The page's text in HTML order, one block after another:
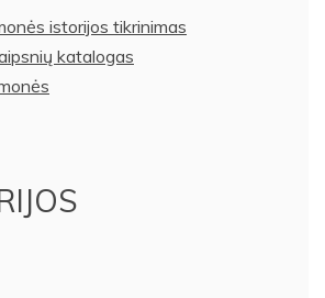
istorijos tikrinimas
katalogas